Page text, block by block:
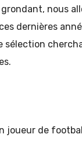
grondant, nous
dernières
sélection
joueur de